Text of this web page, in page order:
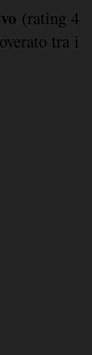
(rating 4
tra i